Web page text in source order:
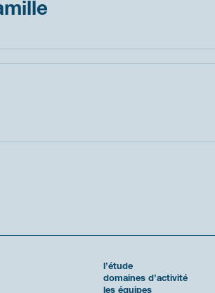
l’étude
domaines d’activité
les équipes